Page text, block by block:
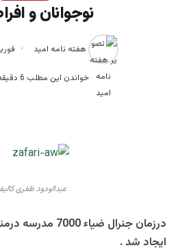
نوجوانان و
هفته نامه امید فوریه 29,
خواندن این مطلب 6 دقیقه زمان میبرد
عبدالودود ظفری
درزمان جنرال
ایجاد شد .